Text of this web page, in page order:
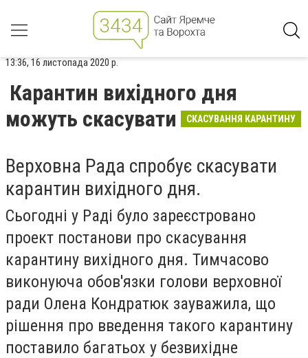
13:36, 16 листопада 2020 р.
Карантин вихідного дня
можуть скасувати
СКАСУВАННЯ КАРАНТИНУ
Верховна Рада спробує скасувати
карантин вихідного дня.
Сьогодні у Раді було зареєстровано
проект постанови про скасування
карантину вихідного дня. Тимчасово
виконуюча обов'язки голови верховної
ради Олена Кондратюк зауважила, що
рішення про введення такого карантину
поставило багатьох у безвихідне